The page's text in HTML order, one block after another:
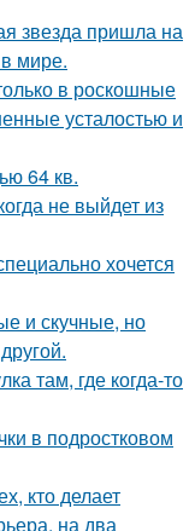
звезда пришла на
мире.
в роскошные
усталостью и
64 кв.
не выйдет из
хочется
и скучные, но
там, где когда-то
в подростковом
кто делает
на два